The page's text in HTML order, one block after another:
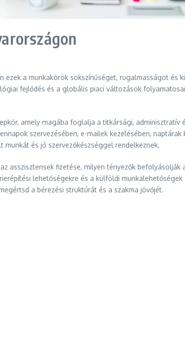
ezek a munkakörök sokszínűséget, rugalmasságot
fejlődés és a globális piaci változások
amely magába foglalja a titkársági,
szervezésében, e-mailek kezelésében,
és jó szervezőkészséggel rendelkeznek.
asszisztensek fizetése, milyen tényezők
lehetőségekre és a külföldi
a bérezési struktúrát és a szakma jövőjét.